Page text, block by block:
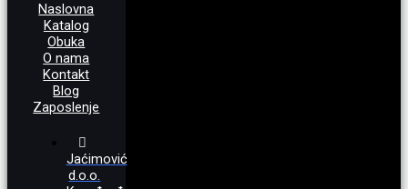
Naslovna
Katalog
Obuka
O nama
Kontakt
Blog
Zaposlenje
Jaćimović
d.o.o.